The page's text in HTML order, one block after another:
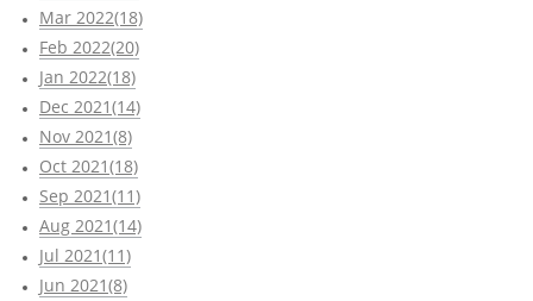
Mar 2022(18)
Feb 2022(20)
Jan 2022(18)
Dec 2021(14)
Nov 2021(8)
Oct 2021(18)
Sep 2021(11)
Aug 2021(14)
Jul 2021(11)
Jun 2021(8)